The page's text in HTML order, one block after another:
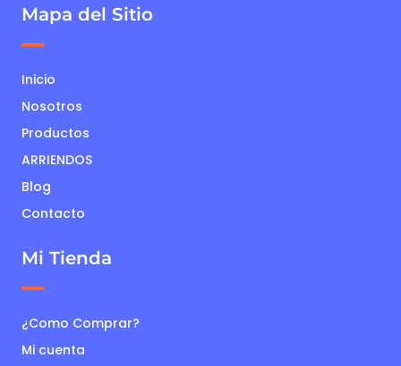
Mapa del Sitio
Inicio
Nosotros
Productos
ARRIENDOS
Blog
Contacto
Mi Tienda
¿Como Comprar?
Mi cuenta